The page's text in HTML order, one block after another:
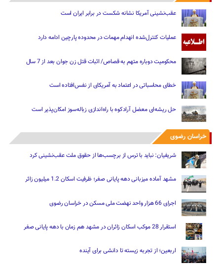
عقب‌نشینی آمریکا نشانه شکست در برابر ایران است
عملیات کنترل‌شده انهدام مهمات در محدوده پارچین ادامه دارد
محکومیت دوباره متهم به قصاص/ اثبات قتل زن جوان بعد از 7 سال
خطای محاسباتی در اعتماد به آمریکای از نفس‌افتاده است
حل ریشه‌ای معضل آرادکوه با راه‌اندازی زباله‌سوز امکان‌پذیر است
خراسان رضوی
شریفیان: نباید با ترس از برچسب‌ها از حقوق ملت عقب‌نشینی کرد
مشهد آماده میزبانی دهه پایانی صفر؛ ظرفیت اسکان 1.2 میلیون زائر
اجرای 66 هزار واحد نهضت ملی مسکن در خراسان رضوی
استقرار 28 موکب اسکان زائران در مشهد هم زمان با دهه پایانی صفر
اربعین؛ از تجربه زیسته تا دانشی برای آینده